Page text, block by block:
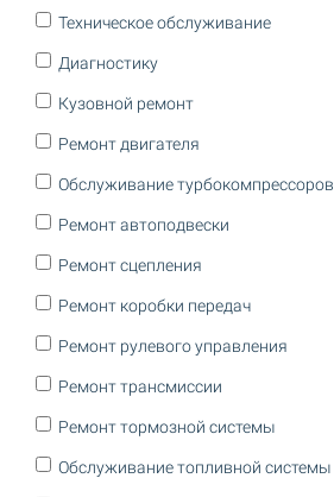
Техническое обслуживание
Диагностику
Кузовной ремонт
Ремонт двигателя
Обслуживание турбокомпрессоров
Ремонт автоподвески
Ремонт сцепления
Ремонт коробки передач
Ремонт рулевого управления
Ремонт трансмиссии
Ремонт тормозной системы
Обслуживание топливной системы